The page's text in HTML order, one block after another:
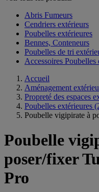
Abris Fumeurs
Cendriers extérieurs
Poubelles extérieures
Bennes, Conteneurs
Poubelles de tri
Accessoires Poubelles
Accueil
Aménagement
Propreté des espaces
Poubelles extérieures
Poubelle vigipirate à
Poubelle
poser/fixer
Pro